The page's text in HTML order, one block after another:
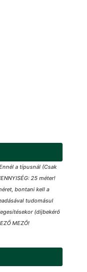
a típusnál (Csak
25 méter!
bontani kell a
tudomásul
(díjbekérő
MEZŐ!